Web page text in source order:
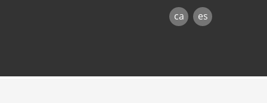
ca es